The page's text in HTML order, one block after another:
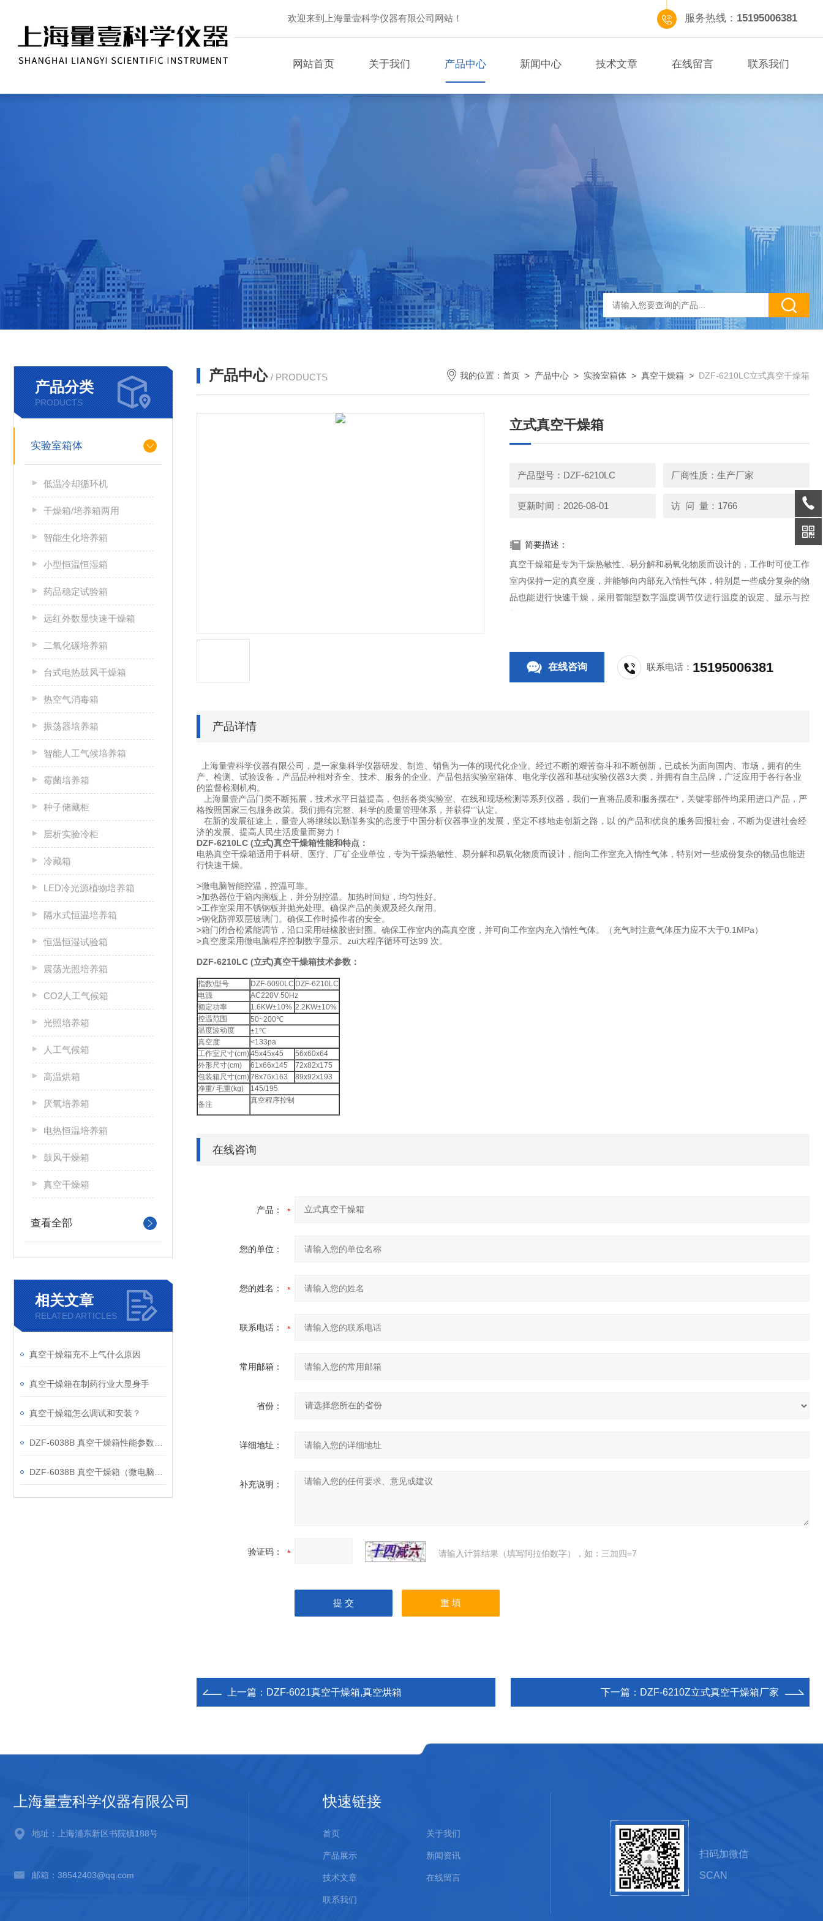
欢迎来到上海量壹科学仪器有限公司网站！ 服务热线： 15195006381
网站首页 关于我们 产品中心 新闻中心 技术文章 在线留言 联系我们
产品分类
PRODUCTS
实验室箱体
低温冷却循环机
干燥箱/培养箱两用
智能生化培养箱
小型恒温恒湿箱
药品稳定试验箱
远红外数显快速干燥箱
二氧化碳培养箱
台式电热鼓风干燥箱
热空气消毒箱
振荡器培养箱
智能人工气候培养箱
霉菌培养箱
种子储藏柜
层析实验冷柜
冷藏箱
LED冷光源植物培养箱
隔水式恒温培养箱
恒温恒湿试验箱
震荡光照培养箱
CO2人工气候箱
光照培养箱
人工气候箱
高温烘箱
厌氧培养箱
电热恒温培养箱
鼓风干燥箱
真空干燥箱
查看全部
相关文章
RELATED ARTICLES
真空干燥箱充不上气什么原因
真空干燥箱在制药行业大显身手
真空干燥箱怎么调试和安装？
产品中心 / PRODUCTS 我的位置： 首页 > 产品中心 > 实验室箱体 > 真空干燥箱 > DZF-6210LC立式真空干燥箱
立式真空干燥箱
产品型号：DZF-6210LC 厂商性质：生产厂家
更新时间：2026-08-01 访 问 量：1766
简要描述：
真空干燥箱是专为干燥热敏性、易分解和易氧化物质而设计的，工作时可使工作
室内保持一定的真空度，并能够向内部充入惰性气体，特别是一些成分复杂的物
品也能进行快速干燥，采用智能型数字温度调节仪进行温度的设定、显示与控
制。
在线咨询 联系电话： 15195006381
产品详情
上海量壹科学仪器有限公司，是一家集科学仪器研发、制造、销售为一体的现代化企业。经过不断的艰苦奋斗和不断创新，已成长为面向国内、市场，拥有的生
产、检测、试验设备，产品品种相对齐全、技术、服务的企业。产品包括实验室箱体、电化学仪器和基础实验仪器3大类，并拥有自主品牌，广泛应用于各行各业
的监督检测机构。
上海量壹产品门类不断拓展，技术水平日益提高，包括各类实验室、在线和现场检测等系列仪器，我们一直将品质和服务摆在*，关键零部件均采用进口产品，严
格按照国家三包服务政策。我们拥有完整、科学的质量管理体系，并获得“”认定。
在新的发展征途上，量壹人将继续以勤谨务实的态度于中国分析仪器事业的发展，坚定不移地走创新之路，以 的产品和优良的服务回报社会，不断为促进社会经
济的发展、提高人民生活质量而努力！
DZF-6210LC (立式)真空干燥箱性能和特点：
电热真空干燥箱适用于科研、医疗、厂矿企业单位，专为干燥热敏性、易分解和易氧化物质而设计，能向工作室充入惰性气体，特别对一些成份复杂的物品也能进
行快速干燥。
>微电脑智能控温，控温可靠。
>加热器位于箱内搁板上，并分别控温。加热时间短，均匀性好。
>工作室采用不锈钢板并抛光处理。确保产品的美观及经久耐用。
>钢化防弹双层玻璃门。确保工作时操作者的安全。
>箱门闭合松紧能调节，沿口采用硅橡胶密封圈。确保工作室内的高真空度，并可向工作室内充入惰性气体。（充气时注意气体压力应不大于0.1MPa）
>真空度采用微电脑程序控制数字显示。zui大程序循环可达99 次。
DZF-6210LC (立式)真空干燥箱技术参数：
指数\型号 DZF-6090LC DZF-6210LC
电源
AC220V 50Hz
额定功率
1.6KW±10% 2.2KW±10%
控温范围
50~200℃
温度波动度
±1℃
真空度
<133pa
工作室尺寸(cm)45x45x45
56x60x64
外形尺寸(cm)
61x66x145
72x82x175
包装箱尺寸(cm)78x76x163
89x92x193
净重/ 毛重(kg)
145/195
备注
真空程序控制
在线咨询
产品：
您的单位：
您的姓名：
联系电话：
常用邮箱：
省份：
详细地址：
补充说明：
验证码： 请输入计算结果（填写阿拉伯数字），如：三加四=7
上一篇： DZF-6021真空干燥箱,真空烘箱 下一篇： DZF-6210Z立式真空干燥箱厂家
上海量壹科学仪器有限公司
地址：上海浦东新区书院镇188号
邮箱：38542403@qq.com
快速链接
首页 关于我们
产品展示 新闻资讯
技术文章 在线留言
联系我们
扫码加微信
SCAN